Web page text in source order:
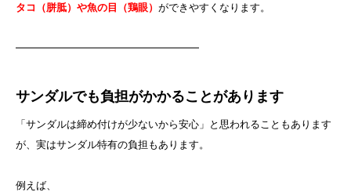
タコ（胼胝）や魚の目（鶏眼） ができやすくなります。
━━━━━━━━━━━━━━━━━━
サンダルでも負担がかかることがあります
「サンダルは締め付けが少ないから安心」と思われることもあります
が、実はサンダル特有の負担もあります。
例えば、